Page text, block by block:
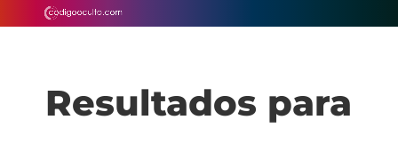
Resultados para